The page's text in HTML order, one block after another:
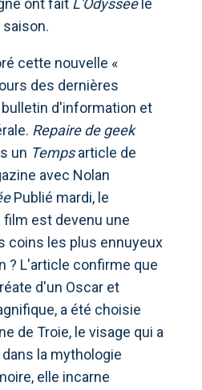
ont fait L'Odysséele
saison.
cette nouvelle «
des dernières
d'information et
Repaire de geek
un Tempsarticle de
avec Nolan
Publié mardi, le
est devenu une
coins les plus ennuyeux
? L'article confirme que
d'un Oscar et
a été choisie
de Troie, le visage qui a
la mythologie
elle incarne